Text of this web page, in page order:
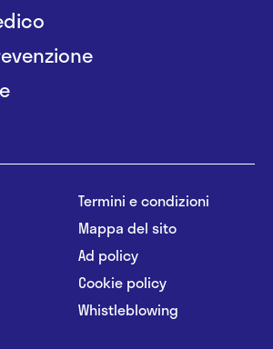
Termini e condizioni
Mappa del sito
Ad policy
Cookie policy
Whistleblowing